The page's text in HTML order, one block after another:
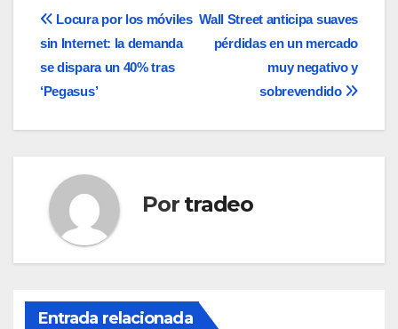
Navegación
de
entradas
Wall Street anticipa suaves
pérdidas en un mercado
muy negativo y
sobrevendido
Locura por los móviles
sin Internet: la demanda
se dispara un 40% tras
‘Pegasus’
Por tradeo
Entrada relacionada